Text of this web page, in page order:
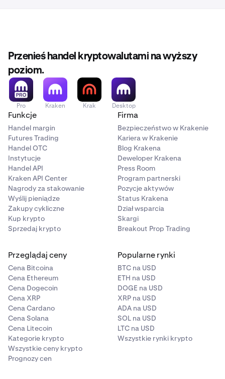
✅
Base
✅
✅
Polygon
✅
✅
✅
✅
Linea
✅
✅
Przenieś handel kryptowalutami na wyższy
poziom.
Pro Kraken Krak Desktop
Funkcje
Handel margin
Futures Trading
Handel OTC
Instytucje
Handel API
Kraken API Center
Nagrody za stakowanie
Wyślij pieniądze
Zakupy cykliczne
Kup krypto
Sprzedaj krypto
Firma
Bezpieczeństwo w Krakenie
Kariera w Krakenie
Blog Krakena
Deweloper Krakena
Press Room
Program partnerski
Pozycje aktywów
Status Krakena
Dział wsparcia
Skargi
Breakout Prop Trading
Przeglądaj ceny
Cena Bitcoina
Cena Ethereum
Cena Dogecoin
Cena XRP
Cena Cardano
Cena Solana
Cena Litecoin
Kategorie krypto
Wszystkie ceny krypto
Prognozy cen
Popularne rynki
BTC na USD
ETH na USD
DOGE na USD
XRP na USD
ADA na USD
SOL na USD
LTC na USD
Wszystkie rynki krypto